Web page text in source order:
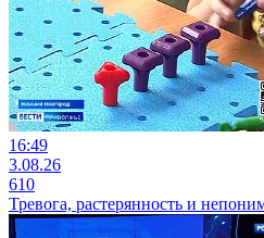
16:49
3.08.26
610
Тревога, растерянность и